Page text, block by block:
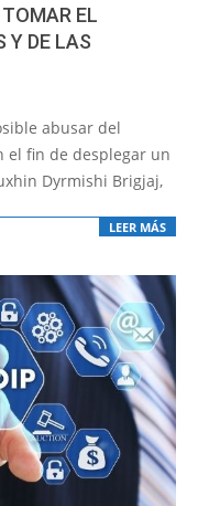
EL
Y DE LAS
abusar del
el fin de desplegar un
Dyrmishi Brigjaj,
LEER MÁS